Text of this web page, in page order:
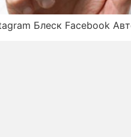
Блеск Facebook